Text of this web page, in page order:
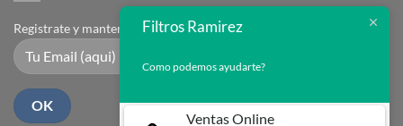
Registrate y mantente en contacto
Filtros Ramirez
Como podemos ayudarte?
Ventas Online